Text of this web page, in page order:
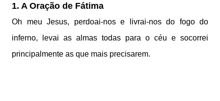
1. A Oração de Fátima
Oh meu Jesus, perdoai-nos e livrai-nos do fogo do
inferno, levai as almas todas para o céu e socorrei
principalmente as que mais precisarem.